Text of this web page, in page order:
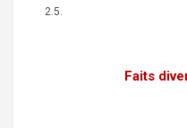
2.5.
Faits